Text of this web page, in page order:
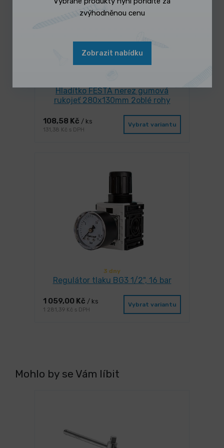
Hladítko FESTA nerez gumová
rukojeť 280x130mm 2oblé rohy
108,58 Kč / ks
131,38 Kč s DPH
Vybrat variantu
3 dny
Regulátor tlaku BG3 1/2", 16 bar
1 059,00 Kč / ks
1 281,39 Kč s DPH
Vybrat variantu
Mohlo by se Vám líbit
zvýhodněnou cenu
Zobrazit nabídku